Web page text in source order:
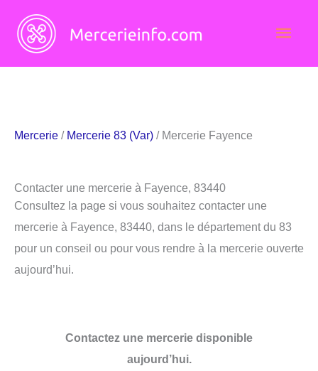
contenu
Mercerie / Mercerie 83 (Var) / Mercerie Fayence
Contacter une mercerie à Fayence, 83440
Consultez la page si vous souhaitez contacter une
mercerie à Fayence, 83440, dans le département du 83
pour un conseil ou pour vous rendre à la mercerie ouverte
aujourd’hui.
Contactez une mercerie disponible
aujourd’hui.